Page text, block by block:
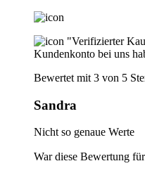
"Verifizierter
Kundenkonto bei uns
Bewertet mit 3 von 5
Sandra
Nicht so genaue Werte
War diese Bewertung